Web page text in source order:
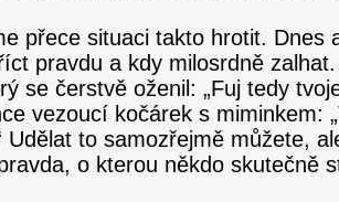
přece situaci takto hrotit. Dnes
pravdu a kdy milosrdně
se čerstvě oženil: „Fuj tedy
vezoucí kočárek s miminkem:
Udělat to samozřejmě můžete,
o kterou někdo skutečně